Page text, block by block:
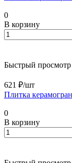
0
В корзину
Быстрый просмотр
621 ₽/шт
Плитка
0
В корзину